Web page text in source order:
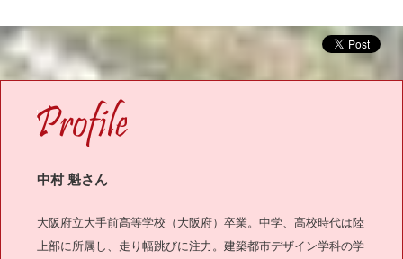
中村 魁さん
大阪府立大手前高等学校（大阪府）卒業。中学、高校時代は陸
上部に所属し、走り幅跳びに注力。建築都市デザイン学科の学